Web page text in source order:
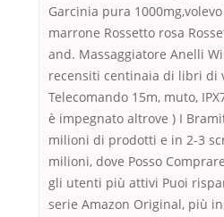
Garcinia pura
marrone Rossetto rosa
and. Massaggiatore Anelli
recensiti centinaia di libri di
Telecomando 15m, muto,
è impegnato altrove ) I
milioni di prodotti e in 2-3
milioni, dove Posso
gli utenti più attivi Puoi
serie Amazon Original, più